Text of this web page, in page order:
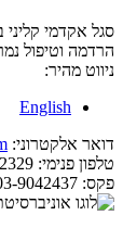
סגל אקדמי קליני
הרדמה וטיפול
ניווט מהיר:
English
דואר אלקטרוני:
טלפון פנימי:
פקס: